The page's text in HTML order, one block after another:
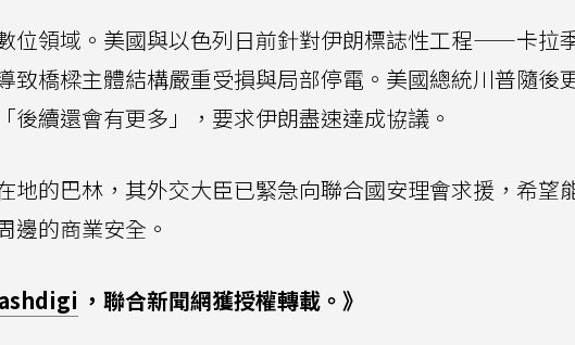
位領域。美國與以色列日前針對伊朗標誌性工程——卡拉
致橋樑主體結構嚴重受損與局部停電。美國總統川普隨後
後續還會有更多」，要求伊朗盡速達成協議。
地的巴林，其外交大臣已緊急向聯合國安理會求援，希望
邊的商業安全。
，聯合新聞網獲授權轉載。》